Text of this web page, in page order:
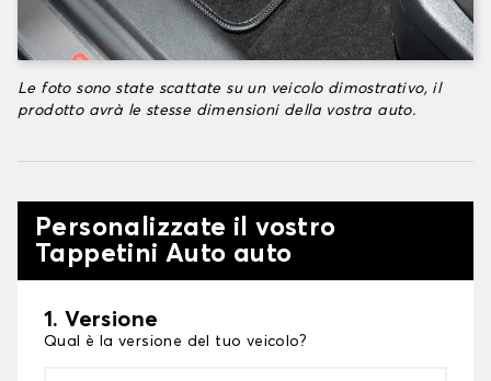
Le foto sono state scattate su un veicolo dimostrativo, il
prodotto avrà le stesse dimensioni della vostra auto.
Personalizzate il vostro
Tappetini Auto auto
1. Versione
Qual è la versione del tuo veicolo?